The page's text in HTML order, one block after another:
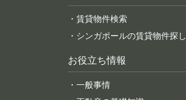
・賃貸物件検索
・シンガポールの賃貸物件探し
お役立ち情報
・一般事情